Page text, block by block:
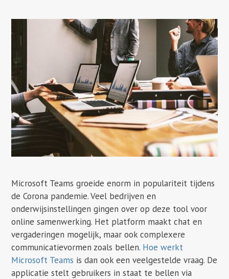
Microsoft Teams groeide enorm in populariteit tijdens
de Corona pandemie. Veel bedrijven en
onderwijsinstellingen gingen over op deze tool voor
online samenwerking. Het platform maakt chat en
vergaderingen mogelijk, maar ook complexere
communicatievormen zoals bellen. Hoe werkt
Microsoft Teams is dan ook een veelgestelde vraag. De
applicatie stelt gebruikers in staat te bellen via